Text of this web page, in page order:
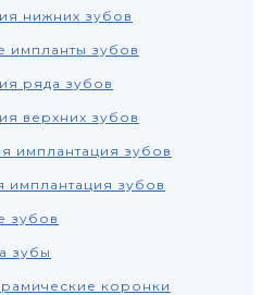
нижних зубов
импланты зубов
ряда зубов
верхних зубов
имплантация зубов
имплантация зубов
зубов
зубы
коронки